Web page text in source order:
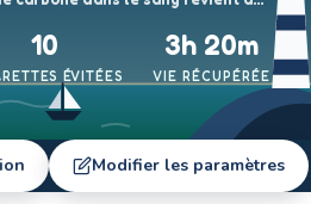
10 3h 20m
ÉVITÉES VIE RÉCUPÉRÉE
Modifier les paramètres